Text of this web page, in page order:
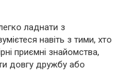
ладнати з
навіть з тими, хто
приємні знайомства,
довгу дружбу або